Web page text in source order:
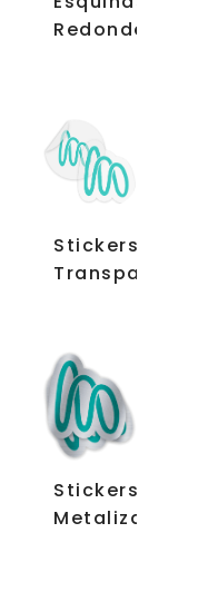
Redondeadas
Stickers
Transparentes
Stickers
Metalizados